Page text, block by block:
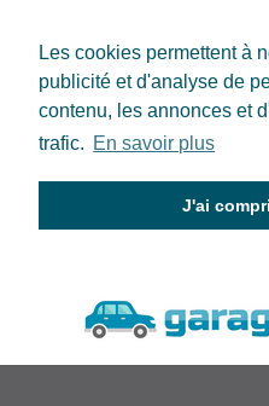
Les cookies permettent à
publicité et d'analyse de
contenu, les annonces et
trafic. En savoir plus
J'ai